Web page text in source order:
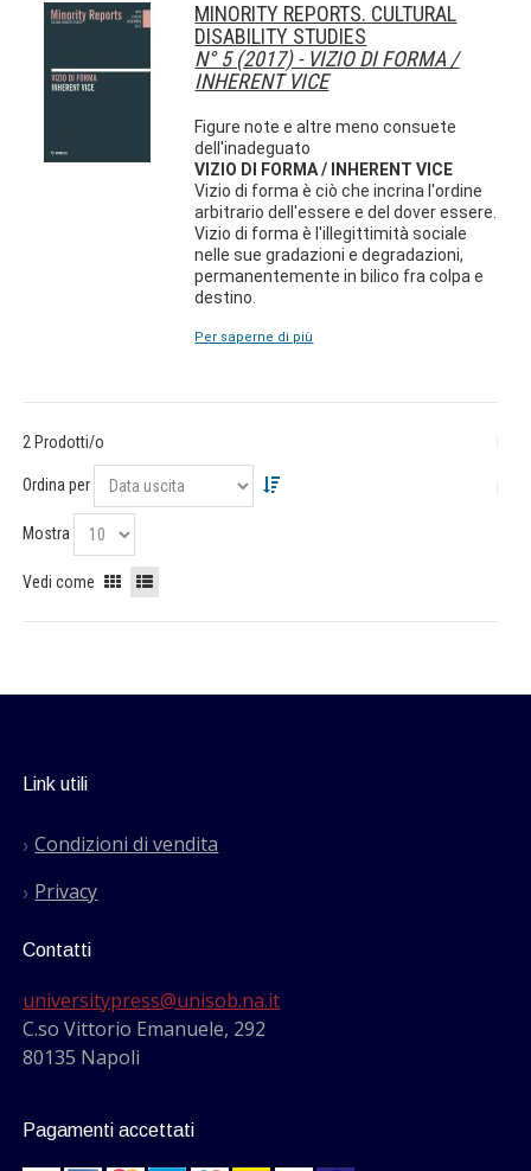
MINORITY REPORTS. CULTURAL
DISABILITY STUDIES
N° 5 (2017) - VIZIO DI FORMA /
INHERENT VICE
Figure note e altre meno consuete
dell'inadeguato
VIZIO DI FORMA / INHERENT VICE
Vizio di forma è ciò che incrina l'ordine
arbitrario dell'essere e del dover essere.
Vizio di forma è l'illegittimità sociale
nelle sue gradazioni e degradazioni,
permanentemente in bilico fra colpa e
destino.
Per saperne di più
2 Prodotti/o
Ordina per
Mostra
Vedi come
Link utili
Condizioni di vendita
Privacy
Contatti
universitypress@unisob.na.it
C.so Vittorio Emanuele, 292
80135 Napoli
Pagamenti accettati